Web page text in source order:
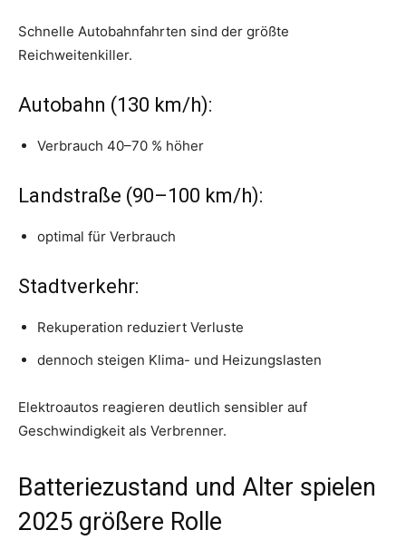
Schnelle Autobahnfahrten sind der größte
Reichweitenkiller.
Autobahn (130 km/h):
Verbrauch 40–70 % höher
Landstraße (90–100 km/h):
optimal für Verbrauch
Stadtverkehr:
Rekuperation reduziert Verluste
dennoch steigen Klima- und Heizungslasten
Elektroautos reagieren deutlich sensibler auf
Geschwindigkeit als Verbrenner.
Batteriezustand und Alter spielen
2025 größere Rolle